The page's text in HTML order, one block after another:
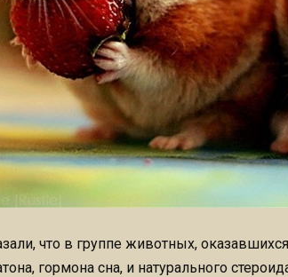
что в группе животных,
гормона сна, и натурального